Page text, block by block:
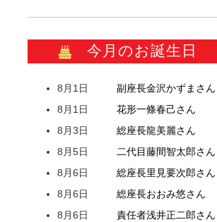
今月のお誕生日
8月1日 副座長金沢かずま さん
8月1日
花形一條春己さん
8月3日
総座長龍美麗さん
8月5日
二代目藤間智太郎さん
8月6日
総座長里見要次郎さん
8月6日
総座長おおみ悠さん
8月6日
責任者浅井正二郎さん